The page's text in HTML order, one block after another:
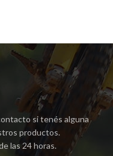
si tenés alguna
productos.
las 24 horas.